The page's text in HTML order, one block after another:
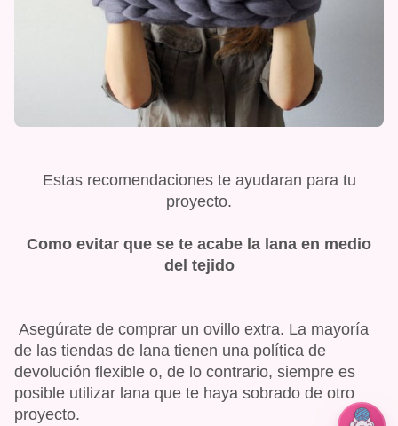
Estas recomendacioneste ayudaran para tu
proyecto.
Como evitar que se te acabe la lana en medio
del tejido
Asegúrate de comprar un ovillo extra. La mayoría
de las tiendas de lana tienen una política de
devolución flexible o, de lo contrario, siempre es
posible utilizar lana que te haya sobrado de otro
proyecto.